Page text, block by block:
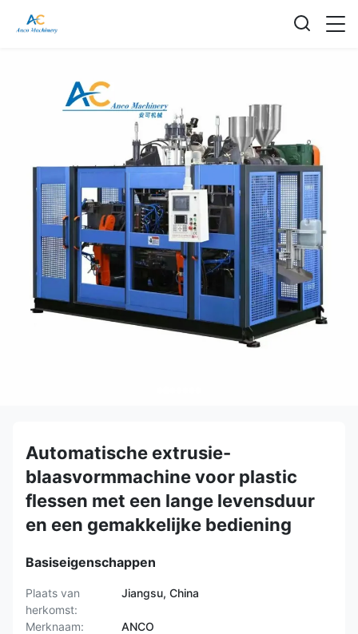
Automatische extrusie-
blaasvormmachine voor plastic
flessen met een lange levensduur
en een gemakkelijke bediening
Basiseigenschappen
Plaats van
herkomst:
Jiangsu, China
Merknaam: ANCO